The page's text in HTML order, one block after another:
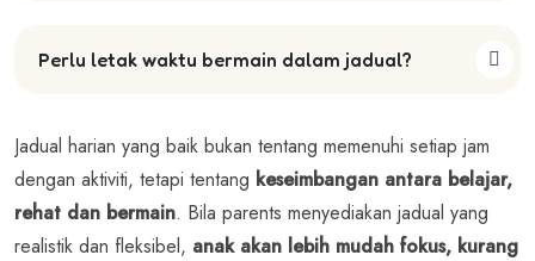
Perlu letak waktu bermain dalam jadual?
Jadual harian yang baik bukan tentang memenuhi setiap jam
dengan aktiviti, tetapi tentang keseimbangan antara belajar,
rehat dan bermain. Bila parents menyediakan jadual yang
realistik dan fleksibel, anak akan lebih mudah fokus, kurang